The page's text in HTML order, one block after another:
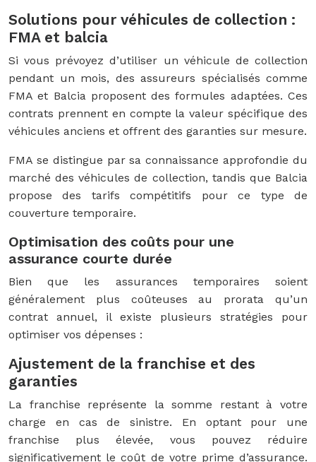
Solutions pour véhicules de collection :
FMA et balcia
Si vous prévoyez d’utiliser un véhicule de collection
pendant un mois, des assureurs spécialisés comme
FMA et Balcia proposent des formules adaptées. Ces
contrats prennent en compte la valeur spécifique des
véhicules anciens et offrent des garanties sur mesure.
FMA se distingue par sa connaissance approfondie du
marché des véhicules de collection, tandis que Balcia
propose des tarifs compétitifs pour ce type de
couverture temporaire.
Optimisation des coûts pour une
assurance courte durée
Bien que les assurances temporaires soient
généralement plus coûteuses au prorata qu’un
contrat annuel, il existe plusieurs stratégies pour
optimiser vos dépenses :
Ajustement de la franchise et des
garanties
La franchise représente la somme restant à votre
charge en cas de sinistre. En optant pour une
franchise plus élevée, vous pouvez réduire
significativement le coût de votre prime d’assurance.